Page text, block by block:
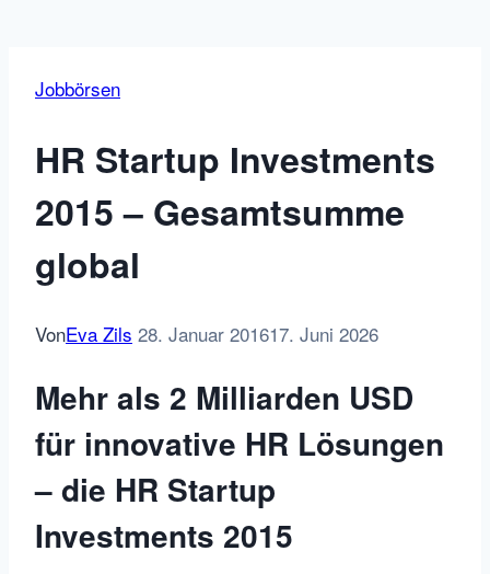
Jobbörsen
HR Startup Investments
2015 – Gesamtsumme
global
VonEva Zils 28. Januar 201617. Juni 2026
Mehr als 2 Milliarden USD
für innovative HR Lösungen
– die HR Startup
Investments 2015